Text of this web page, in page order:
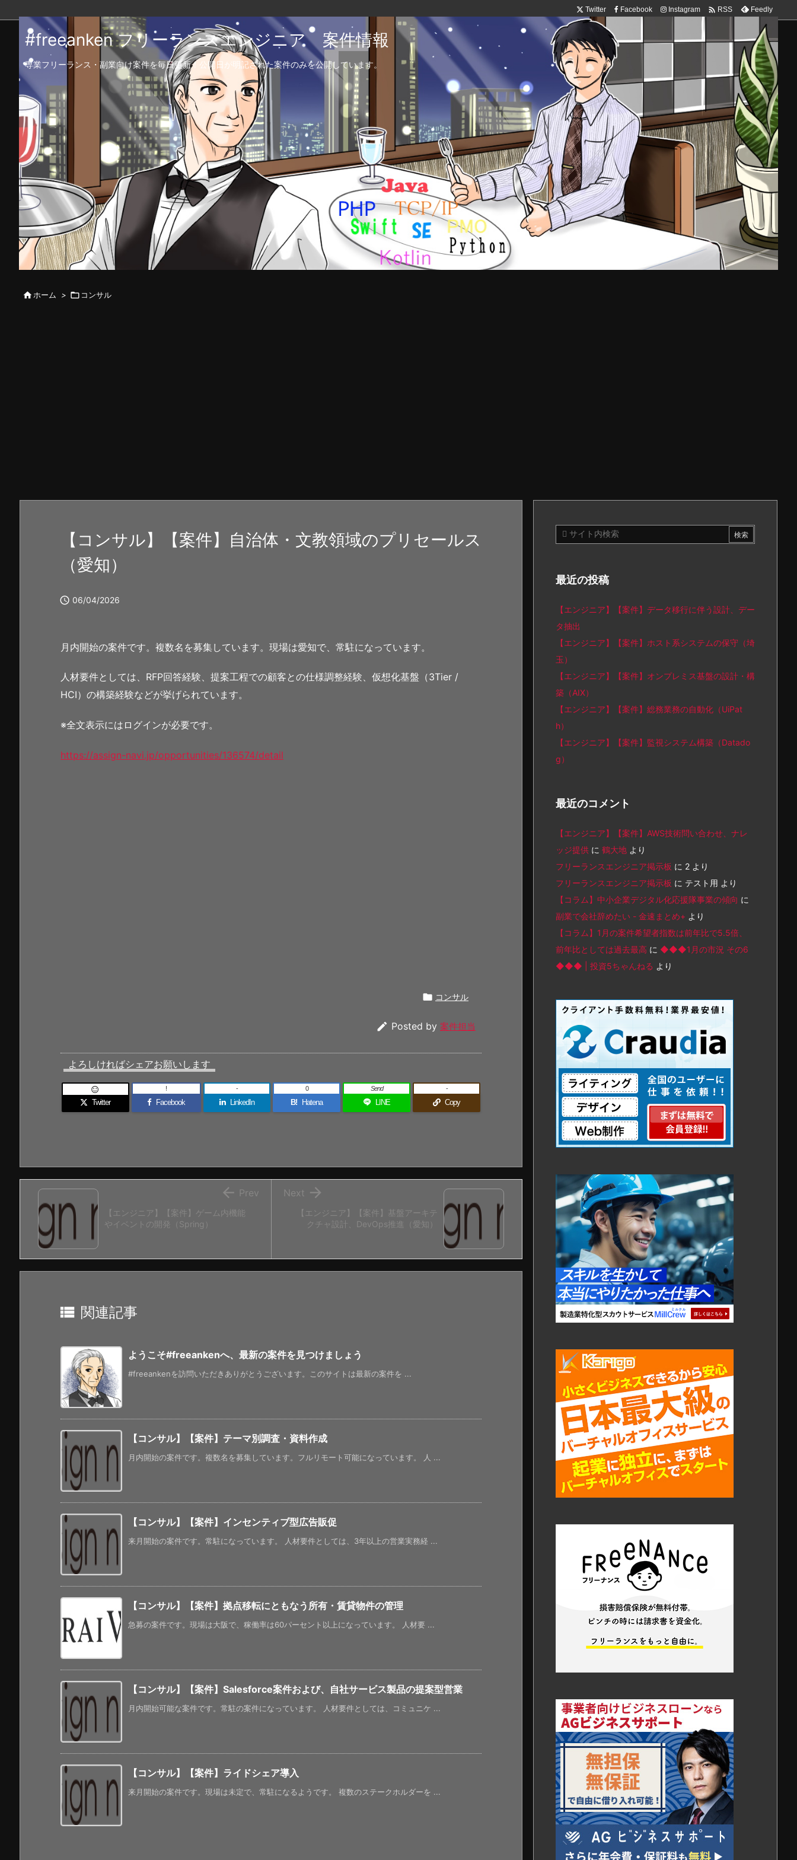
Twitter Facebook Instagram  RSS Feedly
#freeanken フリーランスエンジニア 案件情報
専業フリーランス・副業向け案件を毎日更新！公開日が明記された案件のみを公開しています。
 ホーム >  コンサル
【コンサル】【案件】自治体・文教領域のプリセールス
（愛知）
 06/04/2026
月内開始の案件です。複数名を募集しています。現場は愛知で、常駐になっています。
人材要件としては、RFP回答経験、提案工程での顧客との仕様調整経験、仮想化基盤（3Tier /
HCI）の構築経験などが挙げられています。
※全文表示にはログインが必要です。
https://assign-navi.jp/opportunities/136574/detail
 コンサル
 Posted by 案件担当
よろしければシェアお願いします
Twitter

Facebook
!
LinkedIn
-
B! Hatena
0
LINE
Send
Copy
-
【エンジニア】【案件】基盤アーキテ
クチャ設計、DevOps推進（愛知）

Next
【エンジニア】【案件】ゲーム内機能
やイベントの開発（Spring）
 Prev
 関連記事
ようこそ#freeankenへ、最新の案件を見つけましょう
#freeankenを訪問いただきありがとうございます。このサイトは最新の案件を ...
【コンサル】【案件】テーマ別調査・資料作成
月内開始の案件です。複数名を募集しています。フルリモート可能になっています。 人 ...
【コンサル】【案件】インセンティブ型広告販促
来月開始の案件です。常駐になっています。 人材要件としては、3年以上の営業実務経 ...
【コンサル】【案件】拠点移転にともなう所有・賃貸物件の管理
急募の案件です。現場は大阪で、稼働率は60パーセント以上になっています。 人材要 ...
【コンサル】【案件】Salesforce案件および、自社サービス製品の提案型営業
月内開始可能な案件です。常駐の案件になっています。 人材要件としては、コミュニケ ...
【コンサル】【案件】ライドシェア導入
来月開始の案件です。現場は未定で、常駐になるようです。 複数のステークホルダーを ...
最近の投稿
【エンジニア】【案件】データ移行に伴う設計、デー
タ抽出
【エンジニア】【案件】ホスト系システムの保守（埼
玉）
【エンジニア】【案件】オンプレミス基盤の設計・構
築（AIX）
【エンジニア】【案件】総務業務の自動化（UiPat
h）
【エンジニア】【案件】監視システム構築（Datado
g）
最近のコメント
【エンジニア】【案件】AWS技術問い合わせ、ナレ
ッジ提供 に 鶴大地 より
フリーランスエンジニア掲示板 に 2 より
フリーランスエンジニア掲示板 に テスト用 より
【コラム】中小企業デジタル化応援隊事業の傾向 に
副業で会社辞めたい - 金速まとめ+ より
【コラム】1月の案件希望者指数は前年比で5.5倍、
前年比としては過去最高 に ◆◆◆1月の市況 その6
◆◆◆ | 投資5ちゃんねる より